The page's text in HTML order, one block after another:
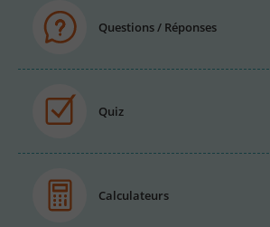
Questions / Réponses
Quiz
Calculateurs